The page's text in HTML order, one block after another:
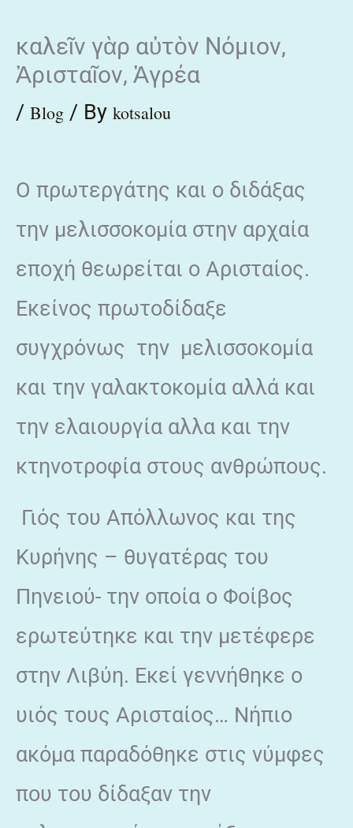
content
καλεῖν γὰρ αὐτὸν Νόμιον,
Ἀρισταῖον, Ἀγρέα
/ Blog / By kotsalou
Ο πρωτεργάτης και ο διδάξας
την μελισσοκομία στην αρχαία
εποχή θεωρείται ο Αρισταίος.
Εκείνος πρωτοδίδαξε
συγχρόνως την μελισσοκομία
και την γαλακτοκομία αλλά και
την ελαιουργία αλλα και την
κτηνοτροφία στους ανθρώπους.
Γιός του Απόλλωνος και της
Κυρήνης – θυγατέρας του
Πηνειού- την οποία ο Φοίβος
ερωτεύτηκε και την μετέφερε
στην Λιβύη. Εκεί γεννήθηκε ο
υιός τους Αρισταίος… Νήπιο
ακόμα παραδόθηκε στις νύμφες
που του δίδαξαν την